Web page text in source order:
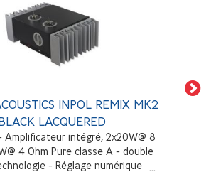
INPOL REMIX MK2
LACQUERED
- Amplificateur intégré, 2x20W@ 8
4 Ohm Pure classe A - double
- Réglage numérique